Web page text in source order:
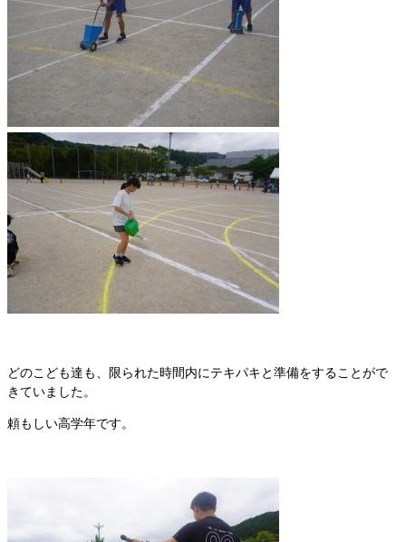
どのこども達も、限られた時間内にテキパキと準備をすることがで
きていました。
頼もしい高学年です。